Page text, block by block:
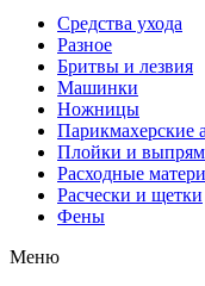
Средства ухода
Разное
Бритвы и лезвия
Машинки
Ножницы
Парикмахерские
Плойки и
Расходные
Расчески и щетки
Фены
Меню